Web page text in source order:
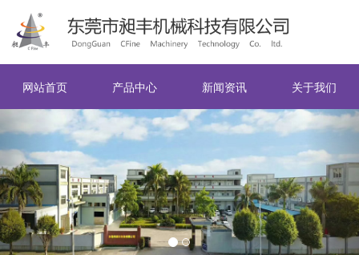
网站首页 产品中心 新闻资讯 关于我们
Previous